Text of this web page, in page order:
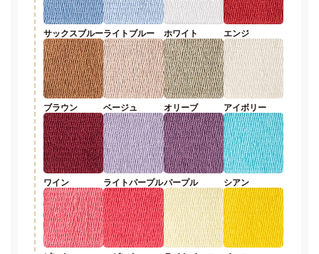
サックスブルーライトブルー ホワイト エンジ
ブラウン ベージュ オリーブ アイボリー
ワイン ライトパープルパープル シアン